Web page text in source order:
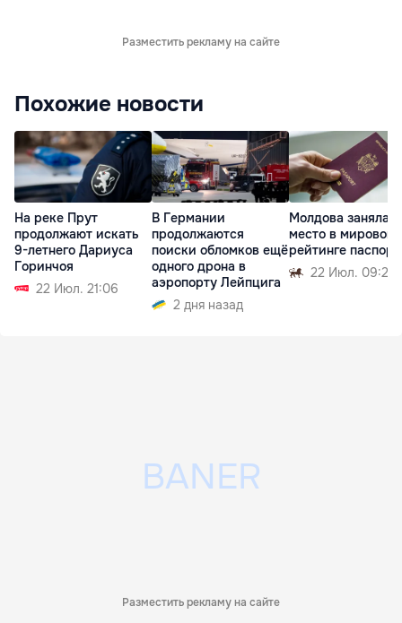
Разместить рекламу на сайте
Похожие новости
На реке Прут
продолжают искать
9-летнего Дариуса
Горинчоя
22 Июл. 21:06
В Германии
продолжаются
поиски обломков ещё
одного дрона в
аэропорту Лейпцига
2 дня назад
Молдова заняла
место в мировом
рейтинге
22 Июл. 09:29
Разместить рекламу на сайте